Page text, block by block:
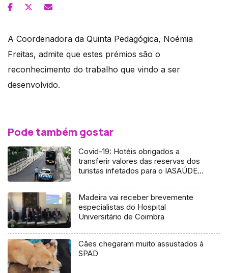
A Coordenadora da Quinta Pedagógica, Noémia
Freitas, admite que estes prémios são o
reconhecimento do trabalho que vindo a ser
desenvolvido.
Pode também gostar
Covid-19: Hotéis obrigados a
transferir valores das reservas dos
turistas infetados para o IASAÚDE
Madeira vai receber brevemente
especialistas do Hospital
Universitário de Coimbra
Cães chegaram muito assustados à
SPAD